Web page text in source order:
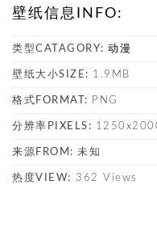
壁纸信息INFO:
类型CATAGORY: 动漫
壁纸大小SIZE: 1.9MB
格式FORMAT: PNG
分辨率PIXELS:
来源FROM: 未知
热度VIEW: 362 Views